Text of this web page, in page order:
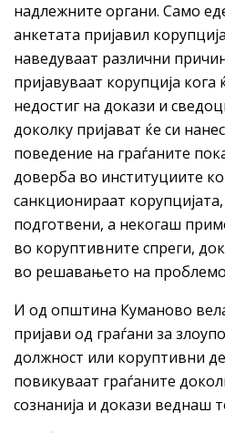
надлежните органи. Само
анкетата пријавил
наведуваат различни
пријавуваат корупција кога
недостиг на докази и
доколку пријават ќе си
поведение на граѓаните
доверба во институциите
санкционираат
подготвени, а некогаш
во коруптивните спреги,
во решавањето на
И од општина Куманово
пријави од граѓани за
должност или коруптивни
повикуваат граѓаните
сознанија и докази веднаш